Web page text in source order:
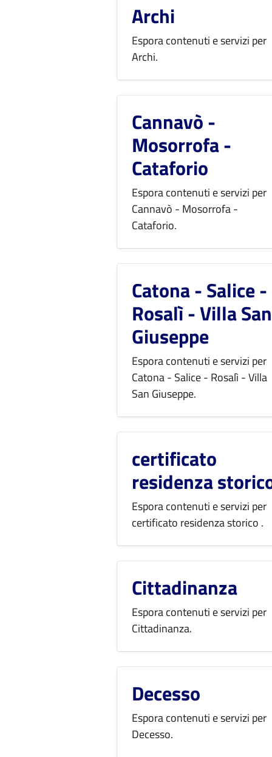
Archi
Espora contenuti e servizi per
Archi.
Cannavò -
Mosorrofa -
Cataforio
Espora contenuti e servizi per
Cannavò - Mosorrofa -
Cataforio.
Catona - Salice -
Rosalì - Villa San
Giuseppe
Espora contenuti e servizi per
Catona - Salice - Rosalì - Villa
San Giuseppe.
certificato
residenza
Espora contenuti e servizi per
certificato residenza storico .
Cittadinanza
Espora contenuti e servizi per
Cittadinanza.
Decesso
Espora contenuti e servizi per
Decesso.